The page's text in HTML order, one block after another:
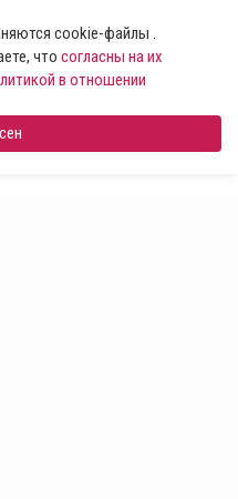
cookie-файлы .
что согласны на их
в отношении